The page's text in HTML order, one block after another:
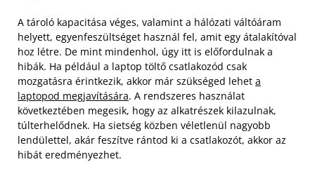
A tároló kapacitása véges, valamint a hálózati váltóáram
helyett, egyenfeszültséget használ fel, amit egy átalakítóval
hoz létre. De mint mindenhol, úgy itt is előfordulnak a
hibák. Ha például a laptop töltő csatlakozód csak
mozgatásra érintkezik, akkor már szükséged lehet a
laptopod megjavítására. A rendszeres használat
következtében megesik, hogy az alkatrészek kilazulnak,
túlterhelődnek. Ha sietség közben véletlenül nagyobb
lendülettel, akár feszítve rántod ki a csatlakozót, akkor az
hibát eredményezhet.